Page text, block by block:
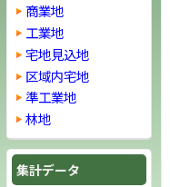
商業地
工業地
宅地見込地
区域内宅地
準工業地
林地
集計データ